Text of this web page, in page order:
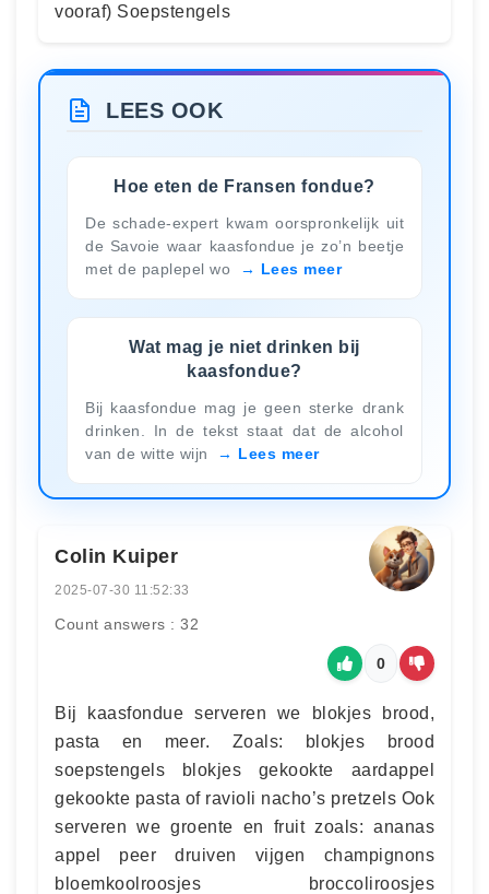
vooraf) Soepstengels
LEES OOK
Hoe eten de Fransen fondue?
De schade-expert kwam oorspronkelijk uit
de Savoie waar kaasfondue je zo’n beetje
met de paplepel wo
Lees meer
Wat mag je niet drinken bij
kaasfondue?
Bij kaasfondue mag je geen sterke drank
drinken. In de tekst staat dat de alcohol
van de witte wijn
Lees meer
Colin Kuiper
2025-07-30 11:52:33
Count answers : 32
0
Bij kaasfondue serveren we blokjes brood,
pasta en meer. Zoals: blokjes brood
soepstengels blokjes gekookte aardappel
gekookte pasta of ravioli nacho’s pretzels Ook
serveren we groente en fruit zoals: ananas
appel peer druiven vijgen champignons
bloemkoolroosjes broccoliroosjes